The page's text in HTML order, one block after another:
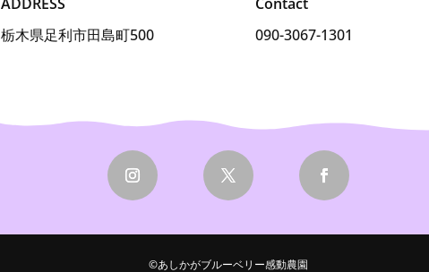
ADDRESS
栃木県足利市田島町500
Contact
090-3067-1301
©あしかがブルーベリー感動農園